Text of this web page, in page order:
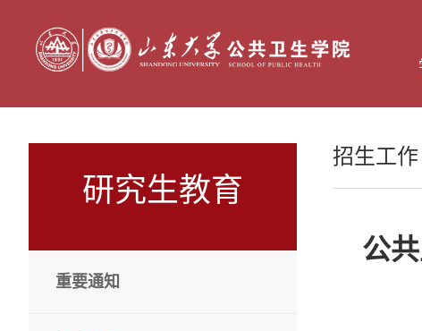
研究生教育
重要通知
招生工作
公